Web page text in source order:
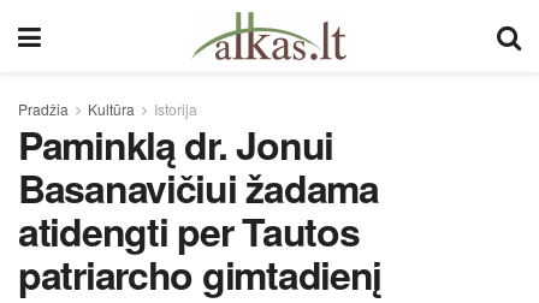
Pradžia Kultūra Istorija
Paminklą dr. Jonui
Basanavičiui žadama
atidengti per Tautos
patriarcho gimtadienį